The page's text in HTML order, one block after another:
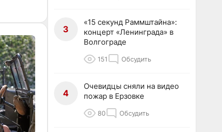
3
«15 секунд Раммштайна»:
концерт «Ленинграда» в
Волгограде
151 Обсудить
4
Очевидцы сняли на видео
пожар в Ерзовке
80 Обсудить